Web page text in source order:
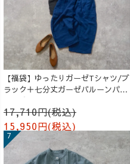
【福袋】ゆったりガーゼTシャツ/ブ
ラック＋七分丈ガーゼバルーンパン
ツ /ブルー
17,710円(税込)
15,950円(税込)